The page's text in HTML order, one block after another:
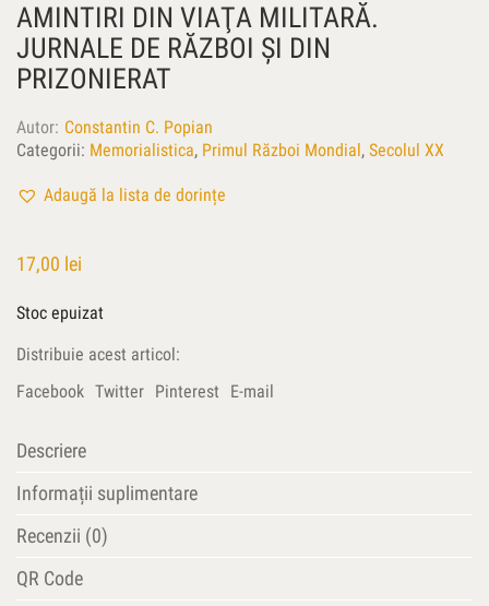
AMINTIRI DIN VIAŢA MILITARĂ.
JURNALE DE RĂZBOI ŞI DIN
PRIZONIERAT
Autor Constantin C. Popian
Categorii: Memorialistica, Primul Război Mondial, Secolul XX
Adaugă la lista de dorințe
17,00 lei
Stoc epuizat
Distribuie acest articol:
Facebook Twitter Pinterest E-mail
Descriere
Informații suplimentare
Recenzii (0)
QR Code